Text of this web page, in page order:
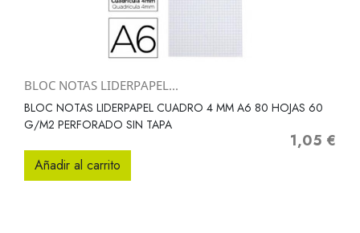
BLOC NOTAS LIDERPAPEL...
BLOC NOTAS LIDERPAPEL CUADRO 4 MM A6 80 HOJAS 60
G/M2 PERFORADO SIN TAPA
Precio
1,05 €
Añadir al carrito